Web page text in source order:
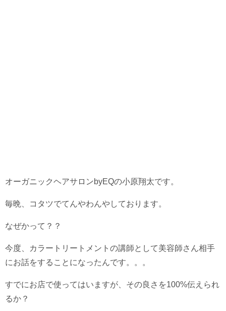
オーガニックヘアサロンbyEQの小原翔太です。
毎晩、コタツでてんやわんやしております。
なぜかって？？
今度、カラートリートメントの講師として美容師さん相手
にお話をすることになったんです。。。
すでにお店で使ってはいますが、その良さを100%伝えられ
るか？